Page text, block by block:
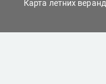
Карта летних веранд